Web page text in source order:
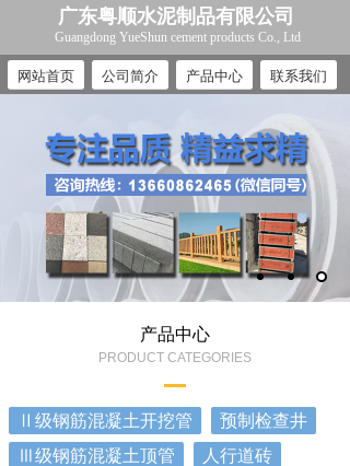
广东粤顺水泥制品有限公司
Guangdong YueShun cement products Co., Ltd
网站首页 公司简介 产品中心 联系我们
产品中心
PRODUCT CATEGORIES
Ⅱ级钢筋混凝土开挖管
预制检查井
Ⅲ级钢筋混凝土顶管
人行道砖